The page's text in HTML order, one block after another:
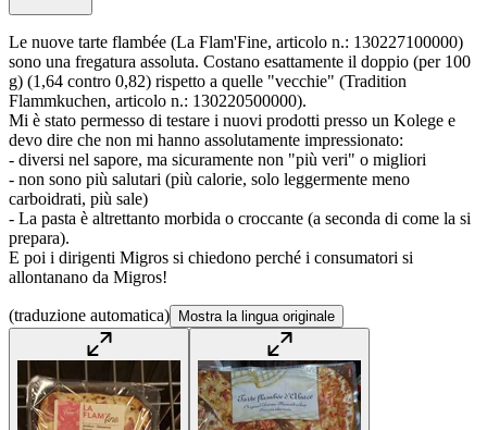
Le nuove tarte flambée (La Flam'Fine, articolo n.: 130227100000)
sono una fregatura assoluta. Costano esattamente il doppio (per 100
g) (1,64 contro 0,82) rispetto a quelle "vecchie" (Tradition
Flammkuchen, articolo n.: 130220500000).
Mi è stato permesso di testare i nuovi prodotti presso un Kolege e
devo dire che non mi hanno assolutamente impressionato:
- diversi nel sapore, ma sicuramente non "più veri" o migliori
- non sono più salutari (più calorie, solo leggermente meno
carboidrati, più sale)
- La pasta è altrettanto morbida o croccante (a seconda di come la si
prepara).
E poi i dirigenti Migros si chiedono perché i consumatori si
allontanano da Migros!
(traduzione automatica) Mostra la lingua originale